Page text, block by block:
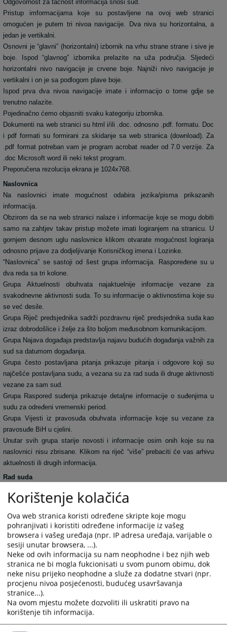
Odgovornost za tačnost informacija snosi sud.
Pristup imformacijama koje su postavljene na ovoj web stranici
omogućen je putem tri nivoa navigacije. Dva niva su horizontalna, a
jedan je vertikalni.
Osnovni je “glavni” (horizontalni) izbornik na vrhu strane strane i sive je
boje. Ispod “glavnog” izbornika prelazite na uža područja. Sljedeći
horizontalni nivo navigacije je crvene boje. Najniži nivo navigacije je
vertikalni i on je sa podlogom plave boje.
Ispod prva dva nivoa navigacije imate i informacijo o tome gdje se
trenutno nalazite.
Pojedinačno ćemo objasniti svaku kategoriju izbornika.
Dokumenti na web stranici su html i/ili .doc. odnosno .pdf. formatu. Doc
i pdf formati su formirani za skidanje sa web stranica (download). Za
.pdf format potreban vam je program acrobat reader od 7.0 verzije. Za
.doc Microsoft word ili neki tekst program.
Preporučena rezolucija ekrana je 1024x768.
Naslovnica
Na naslovnici imate mogućnost odabira jezika/pisma prikazanih
informacija.
Obzirom da se na web stranici nalaze i informacije koje se mogu dobiti
samo na zahtjev takav pristup možete imati logiranjem na stranicu. U
gornjem desnom uglu naslovnice klikom otvarate mogućnost logiranja
odnosno prijave za dodjeljivanje Korisničkog imena i Lozinke.
“Naslovnica” se sastoji od šest grupa informacija. Raspoređene su u
dva reda sa tri kolone.
Grupa Aktuelnosti obuhvata najaktuelnije informacije vezane za
svakodnevne aktivnosti suda. To su informacije o aktivnostima koje su
se već desile.
Grupa Riječ predsjednika sadrži pozdravnu riječ predsjednika suda kao
izraz dobrodošlice i želje za što boljom međusobnom komunikacijom.
Grupa Najava događaja predstavlja najavu budućih događanja važnih za
sud sa datumom događanja.
Grupa često postavljana pitanja prikazuje pitanja i odgovore koji su
najčešće postavljana sudu, a vezana su za rad suda ili druge aktivnosti
vezane za sam sud.
Grupa Raspored suđenja prikazuje detaljne informacije o suđenjima u
sudu za određeni vremenski period.
Grupa Vijesti iz pravosuđa obuhvata informacije koje su vezane za
pravosuđe BiH u cjelini.
Unutar svih grupa starije novosti i informacije osim onih koje su na
naslovnici nisu zbrisane. Klikom na riječ “više” prebaciti će vas arhivu
aktuelnosti ili drugih informacija.
Rad suda
novostima (arhivom) koje su vezane za rad suda.
koje na sudu možete dobiti, o samoj organizaciji suda, o statistici o
protoku predmeta, o osnivanju suda, o uposlenicima suda.
Oglasna ploča
Kroz informacije krećete se na isti način kao i kroz Rad suda. Na
oglasnu ploču, administrator će stavljati informacije ili službene
obavijesti koje su i u zgradi suda postavljene na oglasnu ploču
Vaša pitanja
Web stranica namijenjena profesionalnoj zajednici, medijima, i svim
građanima Bosne i Hercegovine. Administrator će vrlo rado objaviti
Korištenje kolačića
Ova web stranica koristi određene skripte koje mogu
pohranjivati i koristiti određene informacije iz vašeg
browsera i vašeg uređaja (npr. IP adresa uređaja, varijable o
sesiji unutar browsera, ...).
Neke od ovih informacija su nam neophodne i bez njih web
stranica ne bi mogla fukcionisati u svom punom obimu, dok
neke nisu prijeko neophodne a služe za dodatne stvari (npr.
procjenu nivoa posjećenosti, budućeg usavršavanja
stranice...).
Na ovom mjestu možete dozvoliti ili uskratiti pravo na
korištenje tih informacija.